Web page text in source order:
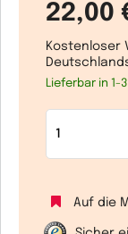
22,00
Kostenloser
Lieferbar in 1-
Auf die